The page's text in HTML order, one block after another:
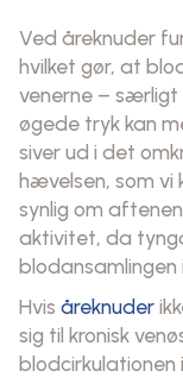
Ved åreknuder
hvilket gør, at
venerne –
øgede tryk kan
siver ud i det
hævelsen, som vi
synlig om
aktivitet, da
blodansamlingen
Hvis åreknuder
sig til kronisk
blodcirkulationen